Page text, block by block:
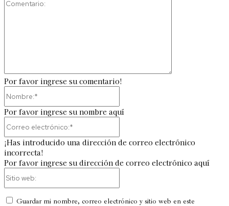
Por favor ingrese su comentario!
Por favor ingrese su nombre aquí
¡Has introducido una dirección de correo electrónico
incorrecta!
Por favor ingrese su dirección de correo electrónico aquí
Guardar mi nombre, correo electrónico y sitio web en este